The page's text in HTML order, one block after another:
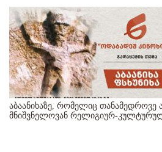
აბაანიხაზე, რომელიც
მნიშვნელოვან რელიგიურ-